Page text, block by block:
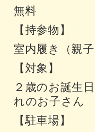
無料
【持参物】
室内履き（親
【対象】
２歳のお誕生
れのお子さん
【駐車場】